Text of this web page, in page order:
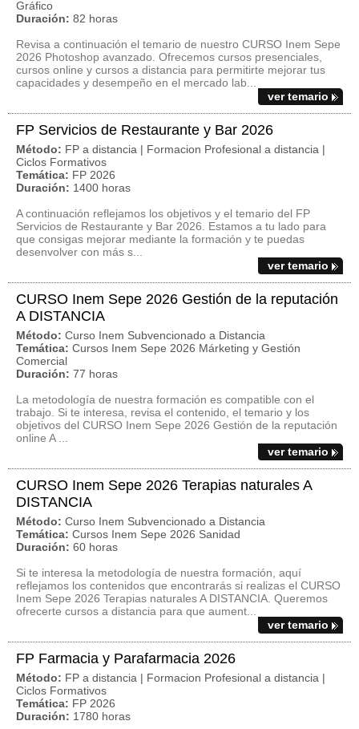
Gráfico
Duración: 82 horas
Revisa a continuación el temario de nuestro CURSO Inem Sepe
2026 Photoshop avanzado. Ofrecemos cursos presenciales,
cursos online y cursos a distancia para permitirte mejorar tus
capacidades y desempeño en el mercado lab...
ver temario
FP Servicios de Restaurante y Bar 2026
Método: FP a distancia | Formacion Profesional a distancia |
Ciclos Formativos
Temática: FP 2026
Duración: 1400 horas
A continuación reflejamos los objetivos y el temario del FP
Servicios de Restaurante y Bar 2026. Estamos a tu lado para
que consigas mejorar mediante la formación y te puedas
desenvolver con más s...
ver temario
CURSO Inem Sepe 2026 Gestión de la reputación
A DISTANCIA
Método: Curso Inem Subvencionado a Distancia
Temática: Cursos Inem Sepe 2026 Márketing y Gestión
Comercial
Duración: 77 horas
La metodología de nuestra formación es compatible con el
trabajo. Si te interesa, revisa el contenido, el temario y los
objetivos del CURSO Inem Sepe 2026 Gestión de la reputación
online A ...
ver temario
CURSO Inem Sepe 2026 Terapias naturales A
DISTANCIA
Método: Curso Inem Subvencionado a Distancia
Temática: Cursos Inem Sepe 2026 Sanidad
Duración: 60 horas
Si te interesa la metodología de nuestra formación, aquí
reflejamos los contenidos que encontrarás si realizas el CURSO
Inem Sepe 2026 Terapias naturales A DISTANCIA. Queremos
ofrecerte cursos a distancia para que aument...
ver temario
FP Farmacia y Parafarmacia 2026
Método: FP a distancia | Formacion Profesional a distancia |
Ciclos Formativos
Temática: FP 2026
Duración: 1780 horas